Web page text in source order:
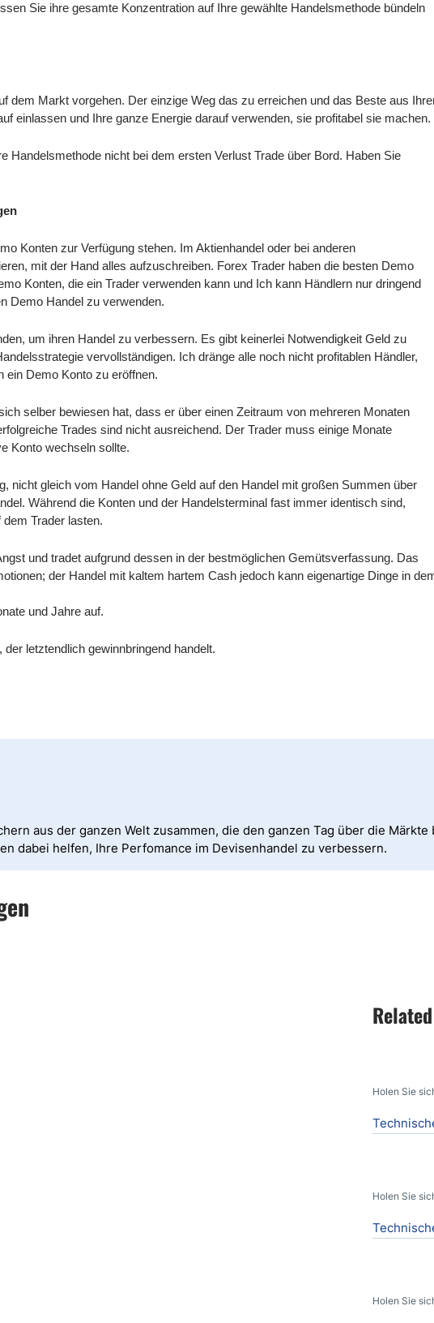
Sie ihre gesamte Konzentration auf Ihre gewählte Handelsmethode bündeln
dem Markt vorgehen. Der einzige Weg das zu erreichen und das Beste aus
einlassen und Ihre ganze Energie darauf verwenden, sie profitabel sie machen.
Handelsmethode nicht bei dem ersten Verlust Trade über Bord. Haben Sie
Konten zur Verfügung stehen. Im Aktienhandel oder bei anderen
mit der Hand alles aufzuschreiben. Forex Trader haben die besten Demo
Konten, die ein Trader verwenden kann und Ich kann Händlern nur dringend
Demo Handel zu verwenden.
um ihren Handel zu verbessern. Es gibt keinerlei Notwendigkeit Geld zu
vervollständigen. Ich dränge alle noch nicht profitablen Händler,
ein Demo Konto zu eröffnen.
selber bewiesen hat, dass er über einen Zeitraum von mehreren Monaten
Trades sind nicht ausreichend. Der Trader muss einige Monate
Konto wechseln sollte.
nicht gleich vom Handel ohne Geld auf den Handel mit großen Summen über
Während die Konten und der Handelsterminal fast immer identisch sind,
Trader lasten.
und tradet aufgrund dessen in der bestmöglichen Gemütsverfassung. Das
der Handel mit kaltem hartem Cash jedoch kann eigenartige Dinge in
und Jahre auf.
letztendlich gewinnbringend handelt.
aus der ganzen Welt zusammen, die den ganzen Tag über die
dabei helfen, Ihre Perfomance im Devisenhandel zu verbessern.
Holen Sie
Holen Sie
Holen Sie